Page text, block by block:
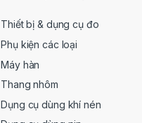
Thiết bị & dụng cụ đo
Phụ kiện các loại
Máy hàn
Thang nhôm
Dụng cụ dùng khí nén